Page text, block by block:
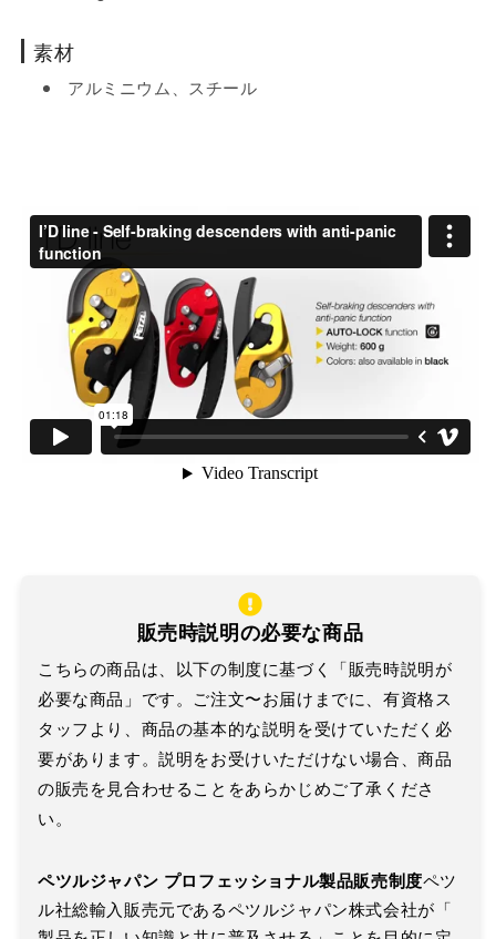
素材
アルミニウム、スチール
販売時説明の必要な商品
こちらの商品は、以下の制度に基づく「販売時説明が
必要な商品」です。ご注文〜お届けまでに、有資格ス
タッフより、商品の基本的な説明を受けていただく必
要があります。説明をお受けいただけない場合、商品
の販売を見合わせることをあらかじめご了承くださ
い。
ペツルジャパン プロフェッショナル製品販売制度ペツ
ル社総輸入販売元であるペツルジャパン株式会社が「